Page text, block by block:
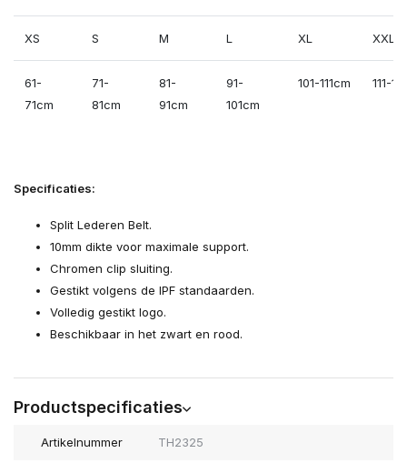
XS S M L XL XXL
61-
71cm
71-
81cm
81-
91cm
91-
101cm
101-111cm 111-
Specificaties:
Split Lederen Belt.
10mm dikte voor maximale support.
Chromen clip sluiting.
Gestikt volgens de IPF standaarden.
Volledig gestikt logo.
Beschikbaar in het zwart en rood.
Productspecificaties
Artikelnummer TH2325